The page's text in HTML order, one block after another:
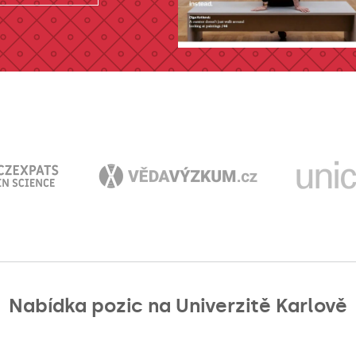
Nabídka pozic na Univerzitě Karlově